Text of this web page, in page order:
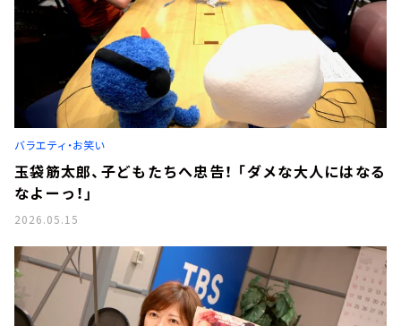
バラエティ・お笑い
玉袋筋太郎、子どもたちへ忠告！ 「ダメな大人にはなる
なよーっ！」
2026.05.15